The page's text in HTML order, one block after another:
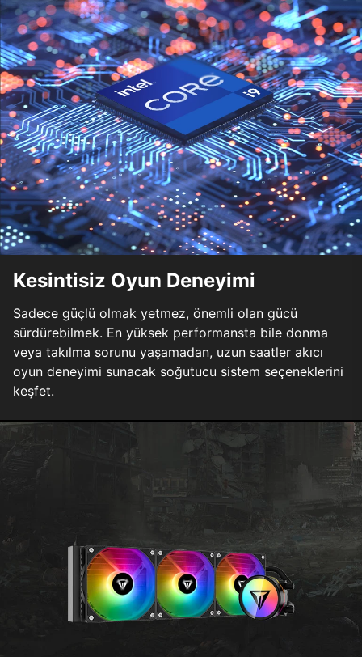
Kesintisiz Oyun Deneyimi
Sadece güçlü olmak yetmez, önemli olan gücü
sürdürebilmek. En yüksek performansta bile donma
veya takılma sorunu yaşamadan, uzun saatler akıcı
oyun deneyimi sunacak soğutucu sistem seçeneklerini
keşfet.